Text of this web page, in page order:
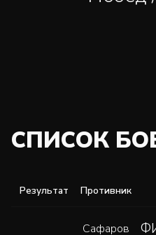
СПИСОК
Результат Противник
Сафаров